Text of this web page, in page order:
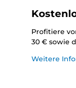
Profitiere
30 € sowie
Weitere